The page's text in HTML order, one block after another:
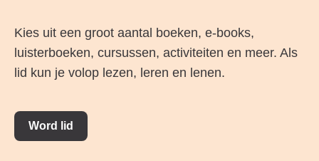
Kies uit een groot aantal boeken, e-books,
luisterboeken, cursussen, activiteiten en meer. Als
lid kun je volop lezen, leren en lenen.
Word lid